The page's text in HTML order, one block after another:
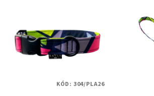
KÓD: 304/PLA26